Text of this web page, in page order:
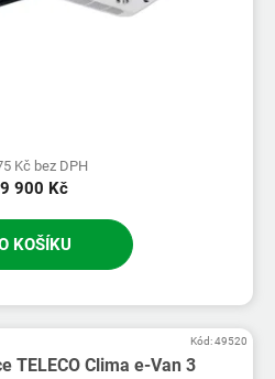
Kč bez DPH
900 Kč
KOŠÍKU
TELECO Clima e-Van 3
Kód:49520